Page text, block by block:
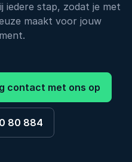
iedere stap, zodat je met
maakt voor jouw
contact met ons op
80 884